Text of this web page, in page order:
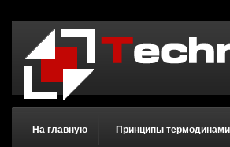
На главную Принципы